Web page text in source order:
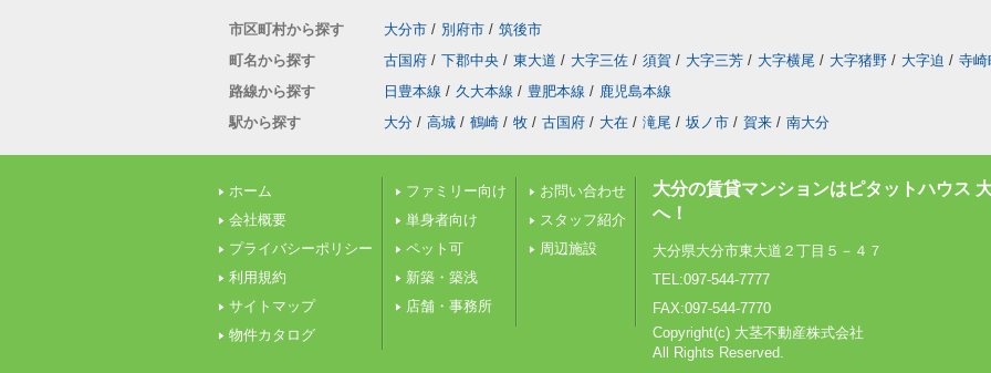
市区町村から探す 大分市 / 別府市 / 筑後市
町名から探す
古国府 / 下郡中央 / 東大道 / 大字三佐 / 須賀 / 大字三芳 / 大字横尾 / 大字猪野 / 大字迫 / 寺崎
路線から探す
日豊本線 / 久大本線 / 豊肥本線 / 鹿児島本線
駅から探す
大分 / 高城 / 鶴崎 / 牧 / 古国府 / 大在 / 滝尾 / 坂ノ市 / 賀来 / 南大分
ホーム
会社概要
プライバシーポリシー
利用規約
サイトマップ
物件カタログ
ファミリー向け
単身者向け
ペット可
新築・築浅
店舗・事務所
お問い合わせ
スタッフ紹介
周辺施設
大分の賃貸マンションはピタットハウス
へ！
大分県大分市東大道２丁目５－４７
TEL:097-544-7777
FAX:097-544-7770
Copyright(c) 大茎不動産株式会社
All Rights Reserved.